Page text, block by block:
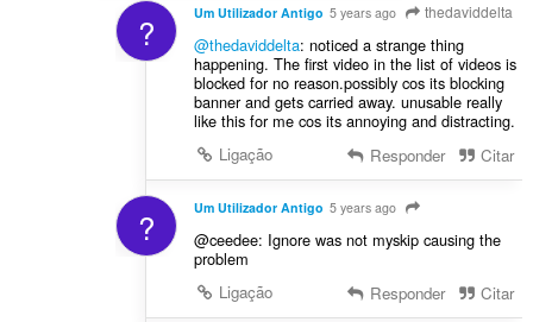
? Um Utilizador Antigo 5 years ago thedaviddelta
@thedaviddelta: noticed a strange thing
happening. The first video in the list of videos is
blocked for no reason.possibly cos its blocking
banner and gets carried away. unusable really
like this for me cos its annoying and distracting.
Ligação
Responder Citar
? Um Utilizador Antigo 5 years ago
@ceedee: Ignore was not myskip causing the
problem
Ligação
Responder Citar